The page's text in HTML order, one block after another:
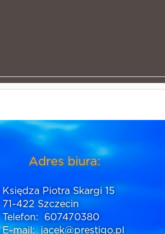
Adres biura:
Księdza Piotra Skargi 15
71-422 Szczecin
Telefon:
607470380
E-mail: jacek@prestigo.pl